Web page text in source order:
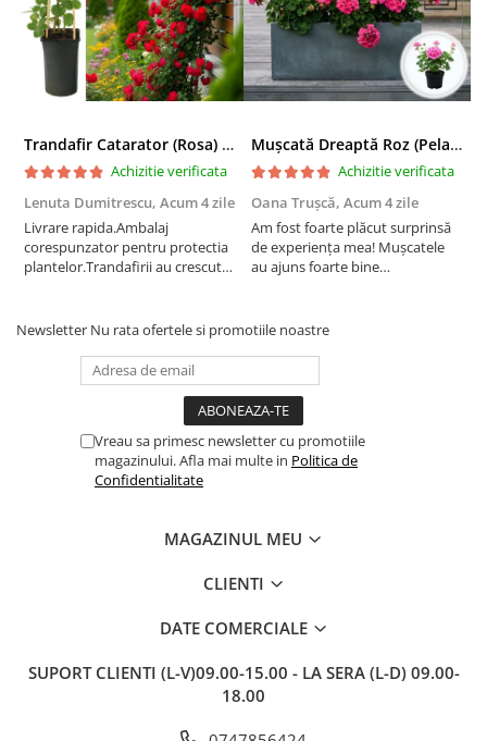
Trandafir Catarator (Rosa) Red Climber - 75cm
Achizitie verificata
Lenuta Dumitrescu, Acum 4 zile
Livrare rapida.Ambalaj
corespunzator pentru protectia
plantelor.Trandafirii au crescut
Mușcată Dreaptă Roz (Pelargonium Zonale)
Achizitie verificata
Oana Trușcă, Acum 4 zile
Am fost foarte plăcut surprinsă
de experiența mea! Mușcatele
au ajuns foarte bine
transportului. Se vede că au fost
Newsletter Nu rata ofertele si promotiile noastre
Vreau sa primesc newsletter cu promotiile
magazinului. Afla mai multe in Politica de
Confidentialitate
MAGAZINUL MEU
CLIENTI
DATE COMERCIALE
SUPORT CLIENTI (L-V)09.00-15.00 - LA SERA (L-D) 09.00-
18.00